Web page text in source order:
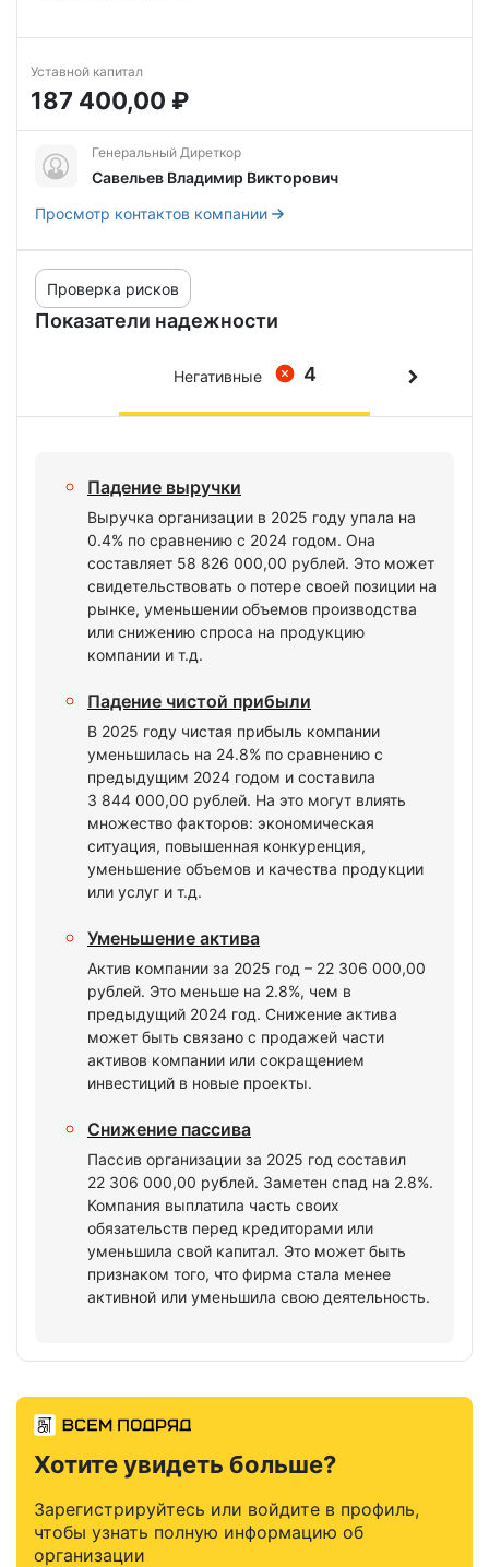
Уставной капитал
187 400,00 ₽
Генеральный Диреткор
Савельев Владимир Викторович
Просмотр контактов компании
Показатели надежности
Проверка рисков
4
Негативные
Падение выручки
Выручка организации в 2025 году упала на
0.4% по сравнению с 2024 годом. Она
составляет 58 826 000,00 рублей. Это может
свидетельствовать о потере своей позиции на
рынке, уменьшении объемов производства
или снижению спроса на продукцию
компании и т.д.
Падение чистой прибыли
В 2025 году чистая прибыль компании
уменьшилась на 24.8% по сравнению с
предыдущим 2024 годом и составила
3 844 000,00 рублей. На это могут влиять
множество факторов: экономическая
ситуация, повышенная конкуренция,
уменьшение объемов и качества продукции
или услуг и т.д.
Уменьшение актива
Актив компании за 2025 год – 22 306 000,00
рублей. Это меньше на 2.8%, чем в
предыдущий 2024 год. Снижение актива
может быть связано с продажей части
активов компании или сокращением
инвестиций в новые проекты.
Снижение пассива
Пассив организации за 2025 год составил
22 306 000,00 рублей. Заметен спад на 2.8%.
Компания выплатила часть своих
обязательств перед кредиторами или
уменьшила свой капитал. Это может быть
признаком того, что фирма стала менее
активной или уменьшила свою деятельность.
Хотите увидеть больше?
Зарегистрируйтесь или войдите в профиль,
чтобы узнать полную информацию об
организации